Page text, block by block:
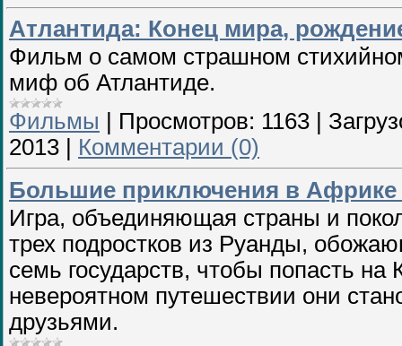
Атлантида: Конец мира,
Фильм о самом страшном
миф об Атлантиде.
Фильмы
Просмотров: 1163
2013
Комментарии (0)
Большие приключения в Африке
Игра, объединяющая страны и
трех подростков из Руанды,
семь государств, чтобы попасть
невероятном путешествии они
друзьями.